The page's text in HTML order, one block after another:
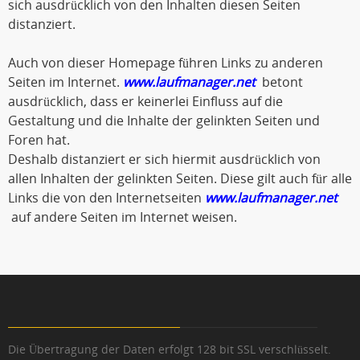
sich ausdrücklich von den Inhalten diesen Seiten
distanziert.
Auch von dieser Homepage führen Links zu anderen
Seiten im Internet. www.laufmanager.netbetont
ausdrücklich, dass er keinerlei Einfluss auf die
Gestaltung und die Inhalte der gelinkten Seiten und
Foren hat.
Deshalb distanziert er sich hiermit ausdrücklich von
allen Inhalten der gelinkten Seiten. Diese gilt auch für alle
Links die von den Internetseiten www.laufmanager.net
auf andere Seiten im Internet weisen.
Die Übertragung der Daten erfolgt 128 bit SSL verschlüsselt.